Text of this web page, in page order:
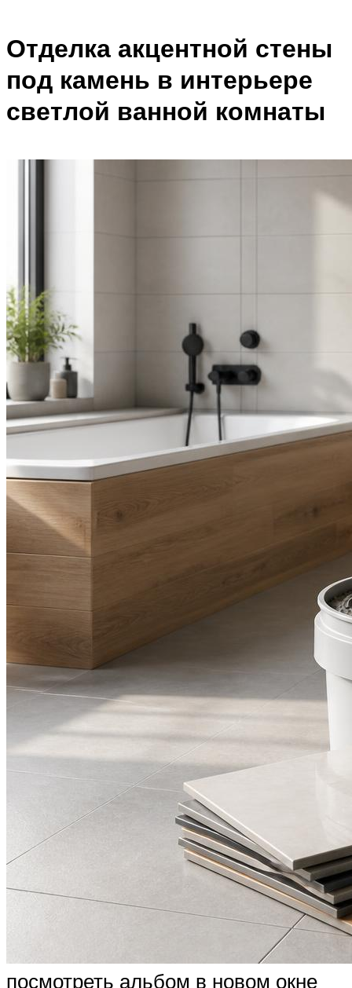
Отделка акцентной стены
под камень в интерьере
светлой ванной комнаты
посмотреть альбом в новом окне